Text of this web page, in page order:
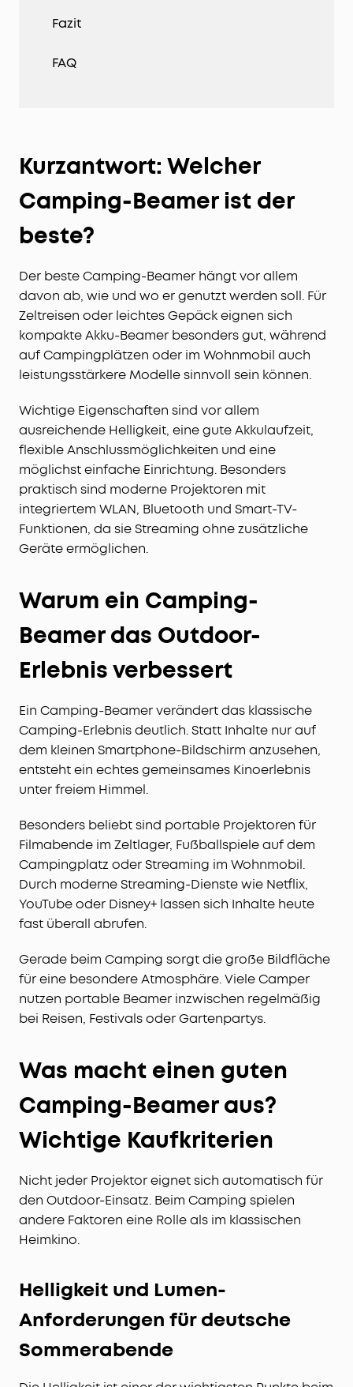
Fazit
FAQ
Kurzantwort: Welcher
Camping-Beamer ist der
beste?
Der beste Camping-Beamer hängt vor allem
davon ab, wie und wo er genutzt werden soll. Für
Zeltreisen oder leichtes Gepäck eignen sich
kompakte Akku-Beamer besonders gut, während
auf Campingplätzen oder im Wohnmobil auch
leistungsstärkere Modelle sinnvoll sein können.
Wichtige Eigenschaften sind vor allem
ausreichende Helligkeit, eine gute Akkulaufzeit,
flexible Anschlussmöglichkeiten und eine
möglichst einfache Einrichtung. Besonders
praktisch sind moderne Projektoren mit
integriertem WLAN, Bluetooth und Smart-TV-
Funktionen, da sie Streaming ohne zusätzliche
Geräte ermöglichen.
Warum ein Camping-
Beamer das Outdoor-
Erlebnis verbessert
Ein Camping-Beamer verändert das klassische
Camping-Erlebnis deutlich. Statt Inhalte nur auf
dem kleinen Smartphone-Bildschirm anzusehen,
entsteht ein echtes gemeinsames Kinoerlebnis
unter freiem Himmel.
Besonders beliebt sind portable Projektoren für
Filmabende im Zeltlager, Fußballspiele auf dem
Campingplatz oder Streaming im Wohnmobil.
Durch moderne Streaming-Dienste wie Netflix,
YouTube oder Disney+ lassen sich Inhalte heute
fast überall abrufen.
Gerade beim Camping sorgt die große Bildfläche
für eine besondere Atmosphäre. Viele Camper
nutzen portable Beamer inzwischen regelmäßig
bei Reisen, Festivals oder Gartenpartys.
Was macht einen guten
Camping-Beamer aus?
Wichtige Kaufkriterien
Nicht jeder Projektor eignet sich automatisch für
den Outdoor-Einsatz. Beim Camping spielen
andere Faktoren eine Rolle als im klassischen
Heimkino.
Helligkeit und Lumen-
Anforderungen für deutsche
Sommerabende